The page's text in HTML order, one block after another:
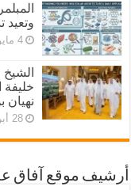
وتعيد
4 مايو، 2026
خليفة
نهيان
28 أبريل، 2026
أرشيف موقع آفاق